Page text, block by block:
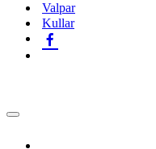
Valpar
Kullar
Navigeringsmeny